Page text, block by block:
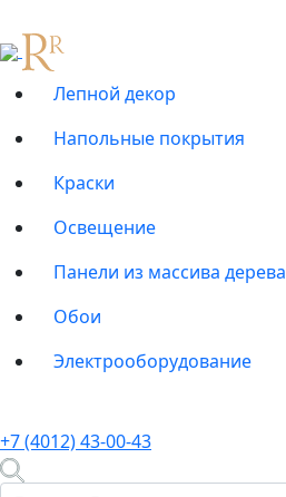
Лепной декор
Напольные покрытия
Краски
Освещение
Панели из массива дерева
Обои
Электрооборудование
+7 (4012) 43-00-43